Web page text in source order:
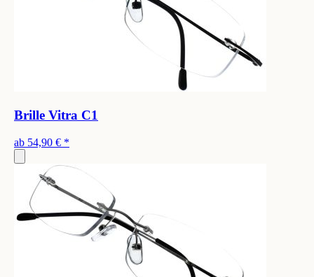
Brille Vitra C1
ab 54,90 € *